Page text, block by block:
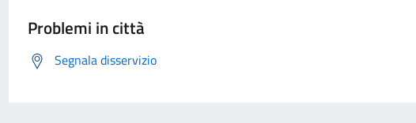
Problemi in città
Segnala disservizio